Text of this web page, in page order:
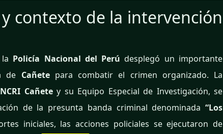
contexto de la intervención
Policía Nacional del Perú desplegó un importante
de Cañetepara combatir el crimen organizado. La
Cañetey su Equipo Especial de Investigación, se
de la presunta banda criminal denominada “Los
iniciales, las acciones policiales se ejecutaron de